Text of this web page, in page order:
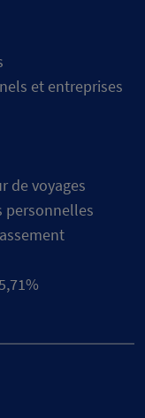
et entreprises
de voyages
personnelles